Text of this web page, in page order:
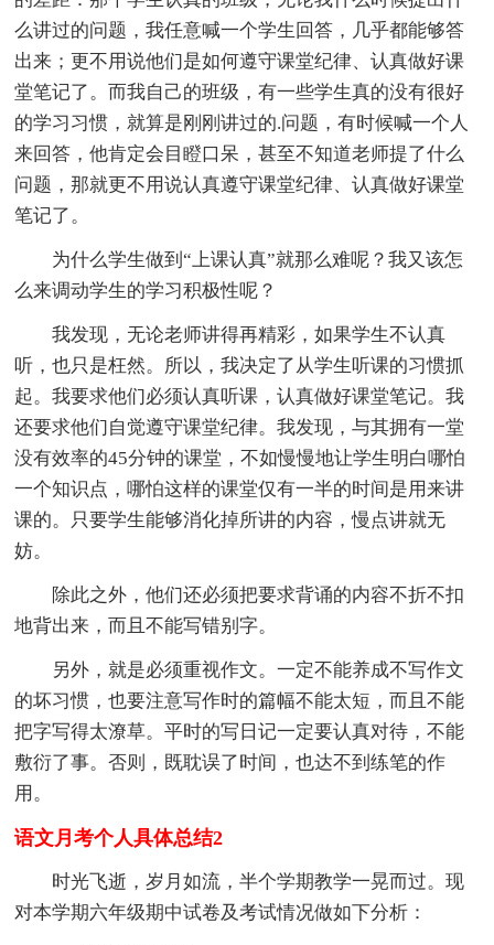
么讲过的问题，我任意喊一个学生回答，几乎都能够答
出来；更不用说他们是如何遵守课堂纪律、认真做好课
堂笔记了。而我自己的班级，有一些学生真的没有很好
的学习习惯，就算是刚刚讲过的.问题，有时候喊一个人
来回答，他肯定会目瞪口呆，甚至不知道老师提了什么
问题，那就更不用说认真遵守课堂纪律、认真做好课堂
笔记了。
为什么学生做到“上课认真”就那么难呢？我又该怎
么来调动学生的学习积极性呢？
我发现，无论老师讲得再精彩，如果学生不认真
听，也只是枉然。所以，我决定了从学生听课的习惯抓
起。我要求他们必须认真听课，认真做好课堂笔记。我
还要求他们自觉遵守课堂纪律。我发现，与其拥有一堂
没有效率的45分钟的课堂，不如慢慢地让学生明白哪怕
一个知识点，哪怕这样的课堂仅有一半的时间是用来讲
课的。只要学生能够消化掉所讲的内容，慢点讲就无
妨。
除此之外，他们还必须把要求背诵的内容不折不扣
地背出来，而且不能写错别字。
另外，就是必须重视作文。一定不能养成不写作文
的坏习惯，也要注意写作时的篇幅不能太短，而且不能
把字写得太潦草。平时的写日记一定要认真对待，不能
敷衍了事。否则，既耽误了时间，也达不到练笔的作
用。
语文月考个人具体总结2
时光飞逝，岁月如流，半个学期教学一晃而过。现
对本学期六年级期中试卷及考试情况做如下分析：